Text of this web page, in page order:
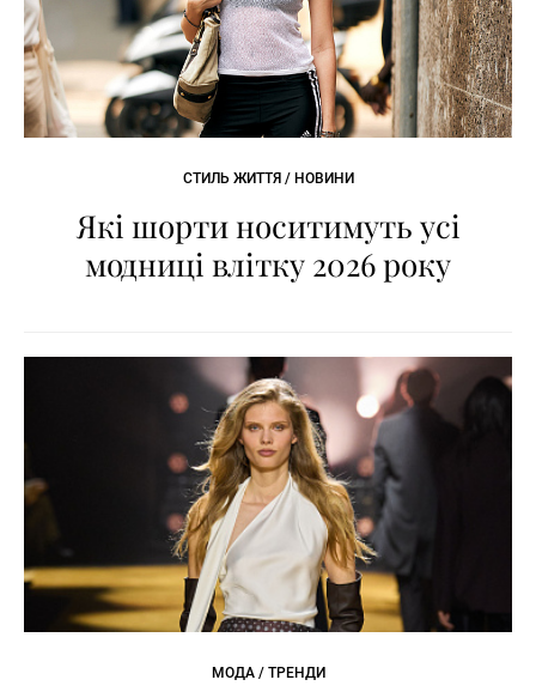
СТИЛЬ ЖИТТЯ / НОВИНИ
Які шорти носитимуть усі
модниці влітку 2026 року
МОДА / ТРЕНДИ